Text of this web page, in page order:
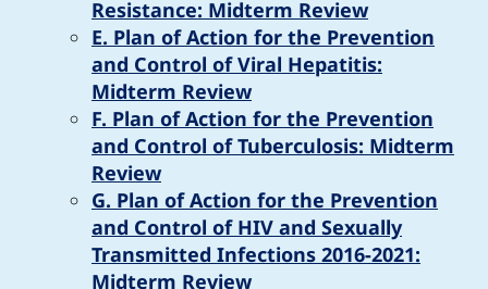
Resistance: Midterm Review
E. Plan of Action for the Prevention
and Control of Viral Hepatitis:
Midterm Review
F. Plan of Action for the Prevention
and Control of Tuberculosis: Midterm
Review
G. Plan of Action for the Prevention
and Control of HIV and Sexually
Transmitted Infections 2016-2021:
Midterm Review